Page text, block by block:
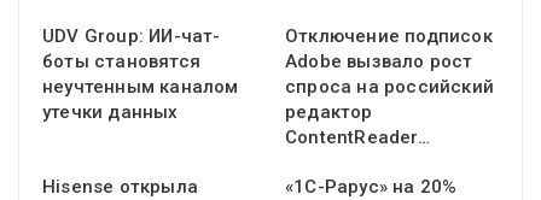
UDV Group: ИИ-чат-
боты становятся
неучтенным каналом
утечки данных
Отключение подписок
Adobe вызвало рост
спроса на российский
редактор
ContentReader…
Hisense открыла
«1С-Рарус» на 20%